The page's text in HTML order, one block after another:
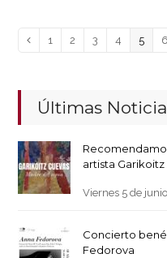
AnteriorPage
1 Page
2 Page
3 Page
4 Page
5 6
Últimas
artista Garikoitz
Viernes 5 de
Concierto
Fedorova